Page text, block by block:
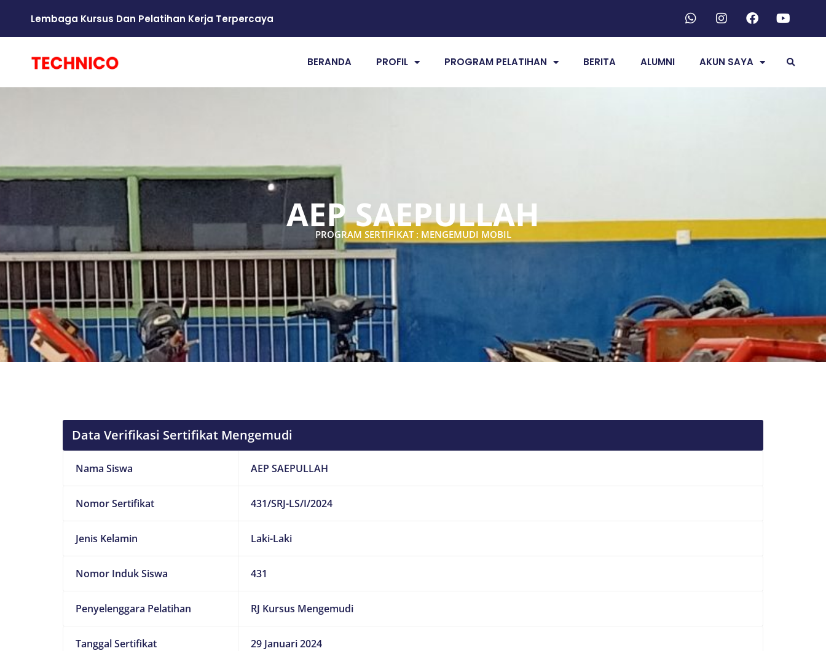
Lembaga Kursus Dan Pelatihan Kerja Terpercaya
BERANDA PROFIL PROGRAM PELATIHAN BERITA ALUMNI AKUN SAYA
AEP SAEPULLAH
PROGRAM SERTIFIKAT : MENGEMUDI MOBIL
Data Verifikasi Sertifikat Mengemudi
Nama Siswa AEP SAEPULLAH
Nomor Sertifikat 431/SRJ-LS/I/2024
Jenis Kelamin Laki-Laki
Nomor Induk Siswa 431
Penyelenggara Pelatihan RJ Kursus Mengemudi
Tanggal Sertifikat 29 Januari 2024